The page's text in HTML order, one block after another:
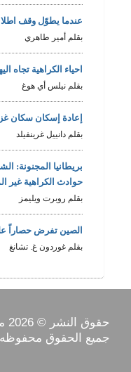
عندما يطوّل وقف اطلا
بقلم أمير طاهري
احياء الكراهية تجاه
بقلم نيلس أي هوغ
إعادة إسكان سكان
بقلم دانييل غرينفيلد
بريطانيا المجنونة:
حوادث الكراهية غير
بقلم روبرت ويليمز
الصين تفرض حصاراً
بقلم غوردون غ. تشانغ
حقوق النشر © 2026 معهد جيتستون.
جميع الحقوق